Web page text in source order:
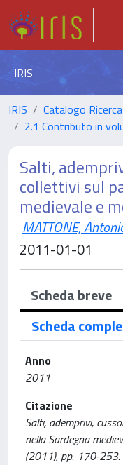
IRIS
IRIS Catalogo Ricerca
2.1 Contributo in
Salti,
collettivi sul
medievale e
MATTONE,
2011-01-01
Scheda breve
Scheda
Anno
2011
Citazione
Salti, ademprivi,
nella Sardegna
(2011), pp. 170-253.